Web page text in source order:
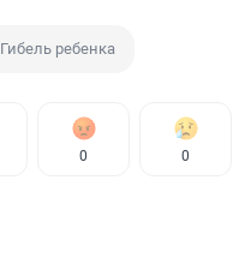
Гибель ребенка
0 0